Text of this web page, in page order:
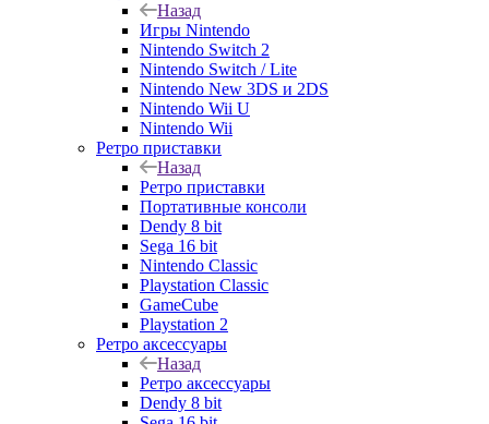
Назад
Игры Nintendo
Nintendo Switch 2
Nintendo Switch / Lite
Nintendo New 3DS и 2DS
Nintendo Wii U
Nintendo Wii
Ретро приставки
Назад
Ретро приставки
Портативные консоли
Dendy 8 bit
Sega 16 bit
Nintendo Classic
Playstation Classic
GameCube
Playstation 2
Ретро аксессуары
Назад
Ретро аксессуары
Dendy 8 bit